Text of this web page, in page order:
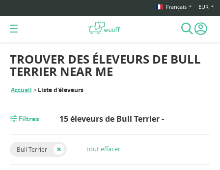
Français EUR
Accueil Liste d'éleveurs
TROUVER DES ÉLEVEURS DE BULL
TERRIER NEAR ME
Filtres 15 éleveurs de Bull Terrier -
Bull Terrier tout effacer